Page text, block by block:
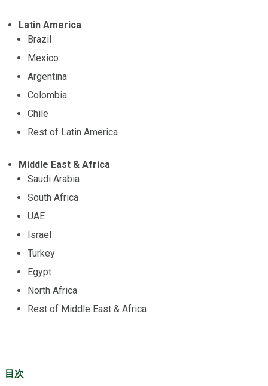
Latin America
Brazil
Mexico
Argentina
Colombia
Chile
Rest of Latin America
Middle East & Africa
Saudi Arabia
South Africa
UAE
Israel
Turkey
Egypt
North Africa
Rest of Middle East & Africa
目次